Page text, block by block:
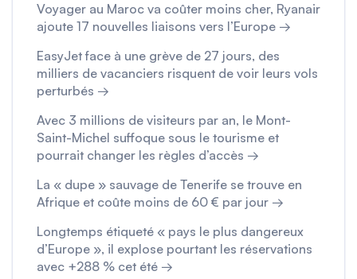
Voyager au Maroc va coûter moins cher, Ryanair
ajoute 17 nouvelles liaisons vers l’Europe →
EasyJet face à une grève de 27 jours, des
milliers de vacanciers risquent de voir leurs vols
perturbés →
Avec 3 millions de visiteurs par an, le Mont-
Saint-Michel suffoque sous le tourisme et
pourrait changer les règles d’accès →
La « dupe » sauvage de Tenerife se trouve en
Afrique et coûte moins de 60 € par jour →
Longtemps étiqueté « pays le plus dangereux
d’Europe », il explose pourtant les réservations
avec +288 % cet été →